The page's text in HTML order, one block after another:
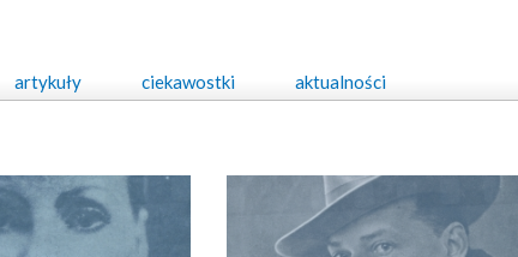
artykuły ciekawostki aktualności